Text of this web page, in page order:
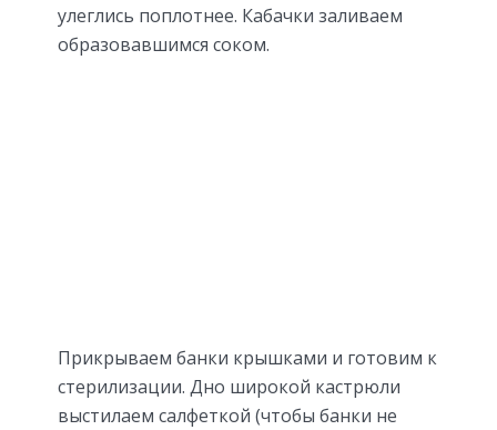
улеглись поплотнее. Кабачки заливаем
образовавшимся соком.
Прикрываем банки крышками и готовим к
стерилизации. Дно широкой кастрюли
выстилаем салфеткой (чтобы банки не